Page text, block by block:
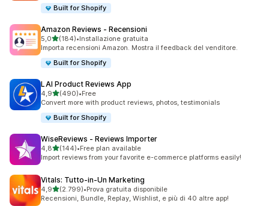
Built for Shopify
Amazon Reviews ‑ Recensioni
5,0stelle su 5
(184)
184 recensioni totali
•Installazione gratuita
Importa recensioni Amazon. Mostra il feedback del venditore.
Built for Shopify
LAI Product Reviews App
4,9stelle su 5
(490)
490 recensioni totali
•Free
Convert more with product reviews, photos, testimonials
Built for Shopify
WiseReviews ‑ Reviews Importer
4,8stelle su 5
(144)
144 recensioni totali
•Free plan available
Import reviews from your favorite e-commerce platforms easily!
Vitals: Tutto‑in‑Un Marketing
4,9stelle su 5
(2.799)
2799 recensioni totali
•Prova gratuita disponibile
Recensioni, Bundle, Replay, Wishlist, e più di 40 altre app!